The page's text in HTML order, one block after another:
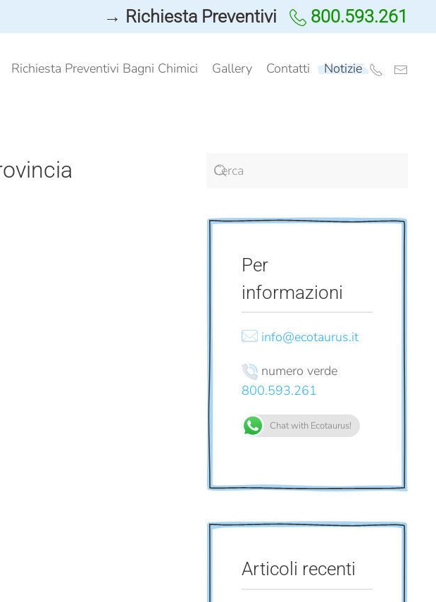
→ Richiesta Preventivi 800.593.261
Richiesta Preventivi Bagni Chimici Gallery Contatti Notizie
Per
informazioni
info@ecotaurus.it
numero verde
800.593.261
Chat with Ecotaurus!
Articoli recenti